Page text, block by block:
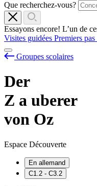
Que recherchez-vous?
Essayons encore! L’un de
Visites guidées Premiers pas
Groupes scolaires
Der
Z a uberer
von Oz
Espace Découverte
En allemand
C1.2 - C3.2